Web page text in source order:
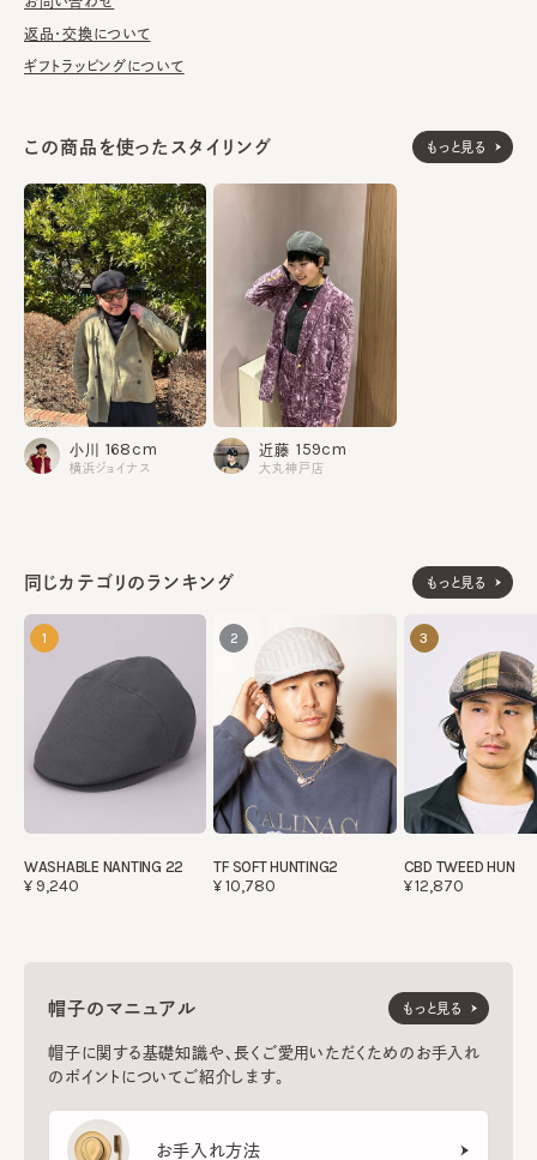
しております。
※柄の出方は個体差があります。
裏地：ポリエステル52% 綿48%
生産国 made in JAPAN
返品・交換について
ギフトラッピングについて
同じカテゴリのランキング もっと見る
1
WASHABLE NANTING 22
¥9,240
2
TF SOFT HUNTING2
¥10,780
3
CBD TWEED HUN
¥12,870
帽子のマニュアル
帽子に関する基礎知識や、長くご愛用いただくためのお手入れ
のポイントについてご紹介します。
お手入れ方法
もっと見る
この商品を使ったスタイリング もっと見る
小川 168cm
横浜ジョイナス
近藤 159cm
大丸神戸店